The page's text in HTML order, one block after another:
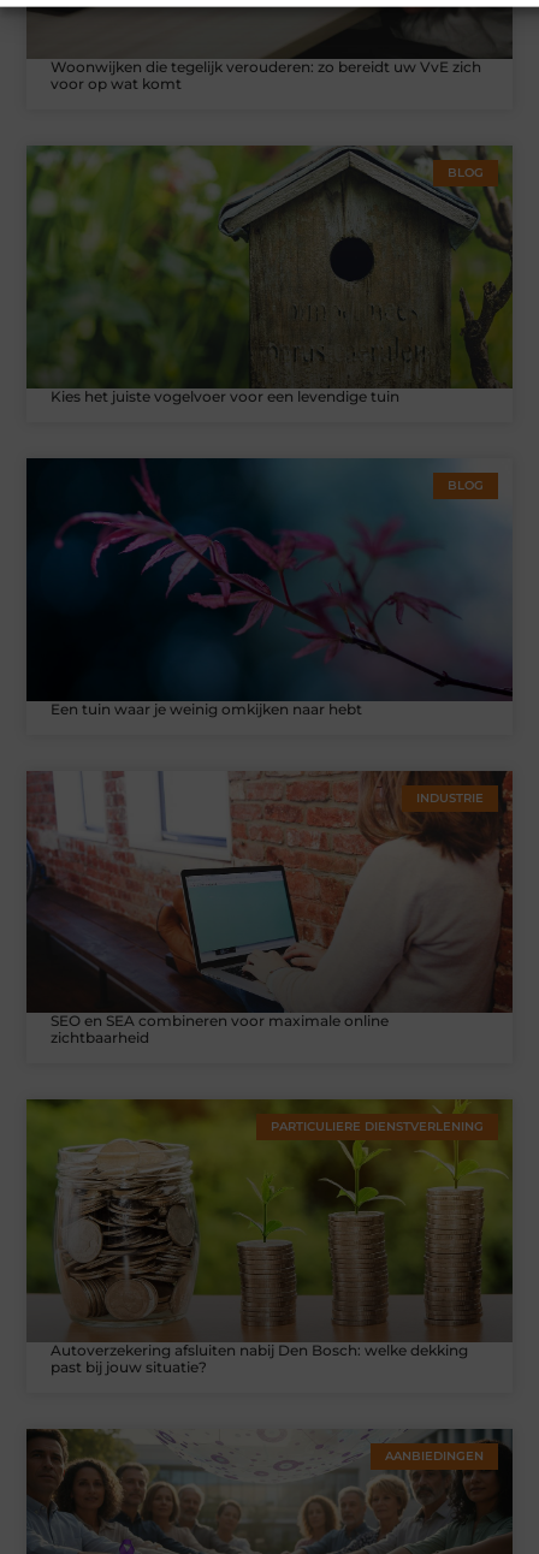
Woonwijken die tegelijk verouderen: zo bereidt uw VvE zich
voor op wat komt
BLOG
Kies het juiste vogelvoer voor een levendige tuin
BLOG
Een tuin waar je weinig omkijken naar hebt
INDUSTRIE
SEO en SEA combineren voor maximale online
zichtbaarheid
PARTICULIERE DIENSTVERLENING
Autoverzekering afsluiten nabij Den Bosch: welke dekking
past bij jouw situatie?
AANBIEDINGEN